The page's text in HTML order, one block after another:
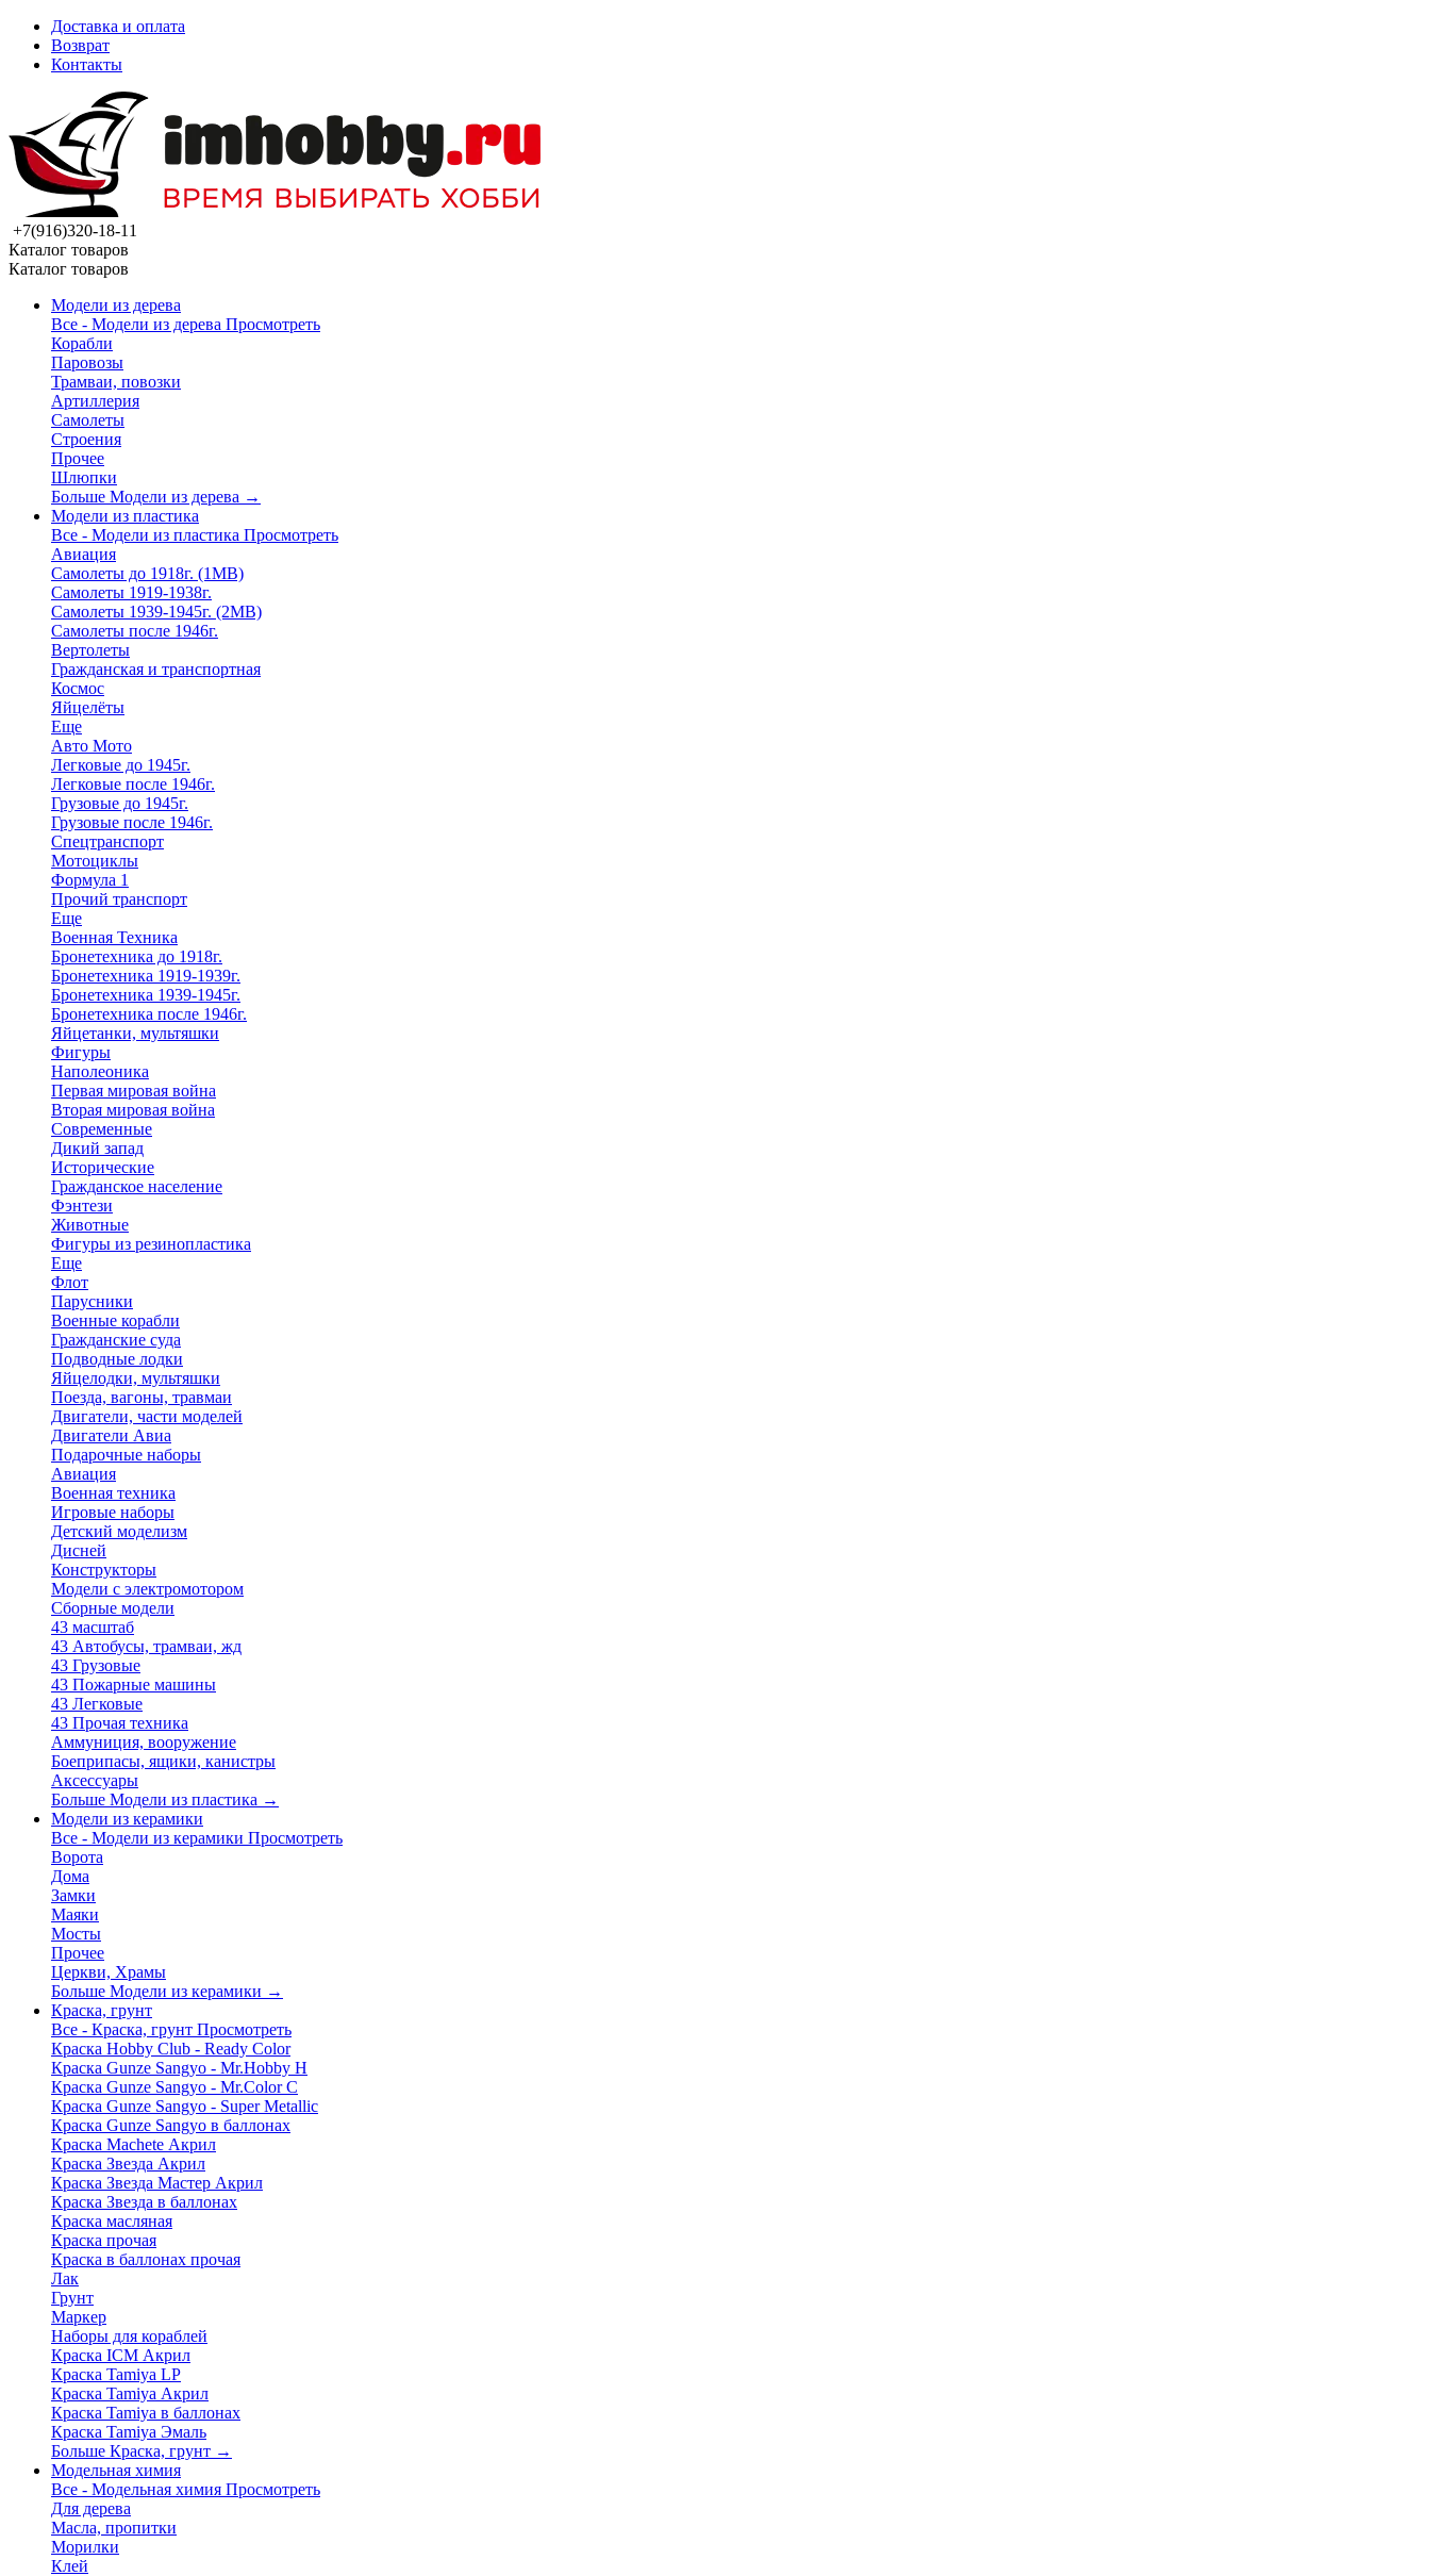
Доставка и оплата
Возврат
Контакты
+7(916)320-18-11
Каталог товаров
Каталог товаров
Модели из дерева
Все - Модели из дерева Просмотреть
Корабли
Паровозы
Трамваи, повозки
Артиллерия
Самолеты
Строения
Прочее
Шлюпки
Больше Модели из дерева →
Модели из пластика
Все - Модели из пластика Просмотреть
Авиация
Самолеты до 1918г. (1МВ)
Самолеты 1919-1938г.
Самолеты 1939-1945г. (2МВ)
Самолеты после 1946г.
Вертолеты
Гражданская и транспортная
Космос
Яйцелёты
Еще
Авто Мото
Легковые до 1945г.
Легковые после 1946г.
Грузовые до 1945г.
Грузовые после 1946г.
Спецтранспорт
Мотоциклы
Формула 1
Прочий транспорт
Еще
Военная Техника
Бронетехника до 1918г.
Бронетехника 1919-1939г.
Бронетехника 1939-1945г.
Бронетехника после 1946г.
Яйцетанки, мультяшки
Фигуры
Наполеоника
Первая мировая война
Вторая мировая война
Современные
Дикий запад
Исторические
Гражданское население
Фэнтези
Животные
Фигуры из резинопластика
Еще
Флот
Парусники
Военные корабли
Гражданские суда
Подводные лодки
Яйцелодки, мультяшки
Поезда, вагоны, травмаи
Двигатели, части моделей
Двигатели Авиа
Подарочные наборы
Авиация
Военная техника
Игровые наборы
Детский моделизм
Дисней
Конструкторы
Модели с электромотором
Сборные модели
43 масштаб
43 Автобусы, трамваи, жд
43 Грузовые
43 Пожарные машины
43 Легковые
43 Прочая техника
Аммуниция, вооружение
Боеприпасы, ящики, канистры
Аксессуары
Больше Модели из пластика →
Модели из керамики
Все - Модели из керамики Просмотреть
Ворота
Дома
Замки
Маяки
Мосты
Прочее
Церкви, Храмы
Больше Модели из керамики →
Краска, грунт
Все - Краска, грунт Просмотреть
Краска Hobby Club - Ready Color
Краска Gunze Sangyo - Mr.Hobby H
Краска Gunze Sangyo - Mr.Color C
Краска Gunze Sangyo - Super Metallic
Краска Gunze Sangyo в баллонах
Краска Machete Акрил
Краска Звезда Акрил
Краска Звезда Мастер Акрил
Краска Звезда в баллонах
Краска масляная
Краска прочая
Краска в баллонах прочая
Лак
Грунт
Маркер
Наборы для кораблей
Краска ICM Акрил
Краска Tamiya LP
Краска Tamiya Акрил
Краска Tamiya в баллонах
Краска Tamiya Эмаль
Больше Краска, грунт →
Модельная химия
Все - Модельная химия Просмотреть
Для дерева
Масла, пропитки
Морилки
Клей